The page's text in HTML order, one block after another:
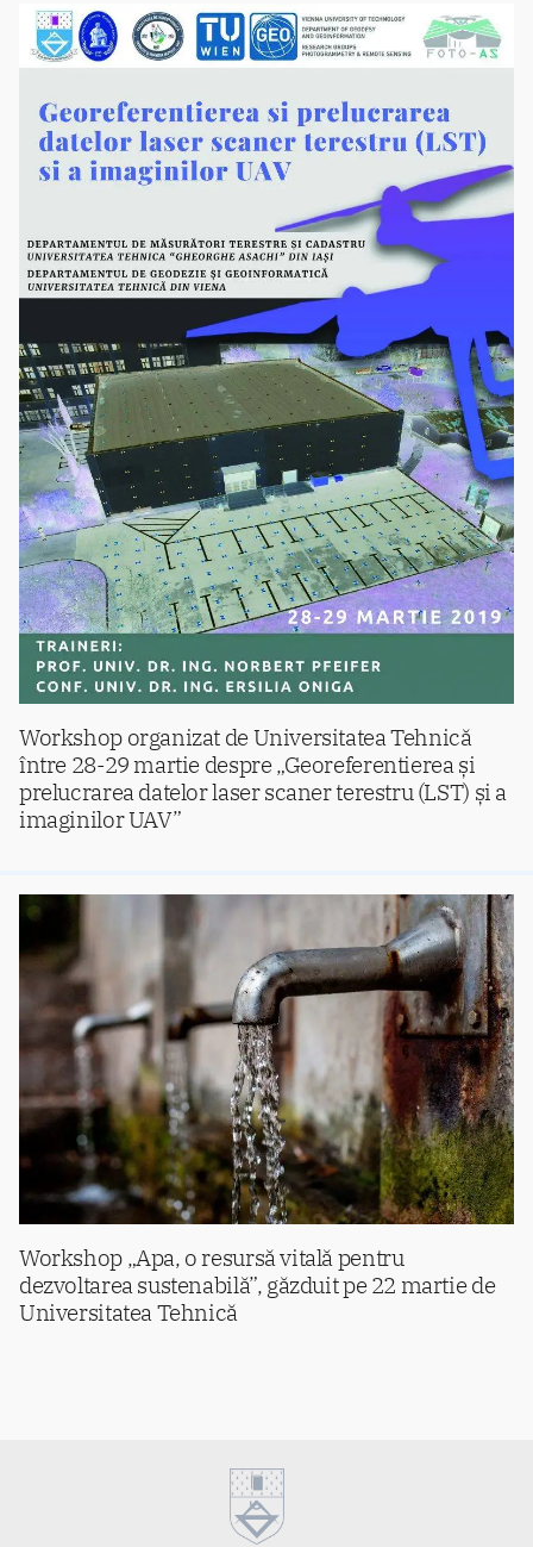
Workshop organizat de Universitatea Tehnică
între 28-29 martie despre „Georeferentierea și
prelucrarea datelor laser scaner terestru (LST) și a
imaginilor UAV”
Workshop „Apa, o resursă vitală pentru
dezvoltarea sustenabilă”, găzduit pe 22 martie de
Universitatea Tehnică